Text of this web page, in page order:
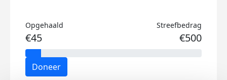
Opgehaald
€45
Streefbedrag
€500
Doneer